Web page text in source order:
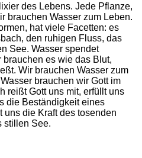
des Lebens. Jede Pflanze,
brauchen Wasser zum Leben.
hat viele Facetten: es
den ruhigen Fluss, das
See. Wasser spendet
es wie das Blut,
Wir brauchen Wasser zum
brauchen wir Gott im
reißt Gott uns mit, erfüllt uns
die Beständigkeit eines
uns die Kraft des tosenden
stillen See.